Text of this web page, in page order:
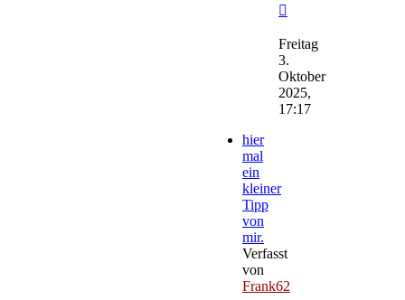
Beitrag
Freitag
3.
Oktober
2025,
17:17
hier
mal
ein
kleiner
Tipp
von
mir.
Verfasst
von
Frank62